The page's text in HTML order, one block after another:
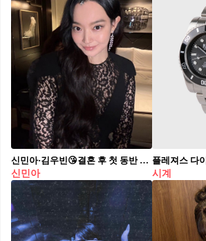
신민아·김우빈😘결혼 후 첫 동반 무대
신민아
시계